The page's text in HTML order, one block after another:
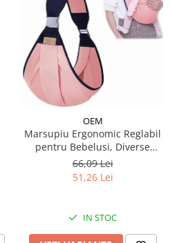
OEM
Marsupiu Ergonomic Reglabil
pentru Bebelusi, Diverse
Culori
66,09 Lei
51,26 Lei
IN STOC